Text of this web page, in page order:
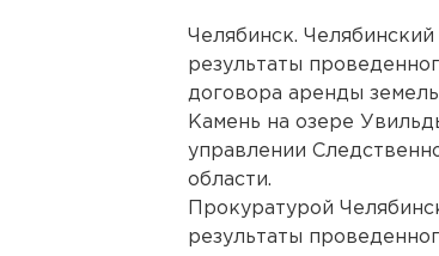
Челябинск.
результаты
договора аренды
Камень на озере
управлении
области.
Прокуратурой
результаты